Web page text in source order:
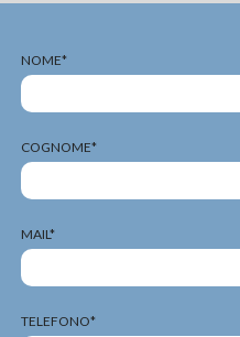
NOME*
COGNOME*
MAIL*
TELEFONO*